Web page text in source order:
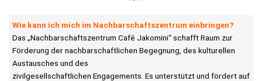
Wie kann ich mich im Nachbarschaftszentrum einbringen?
Das „Nachbarschaftszentrum Café Jakomini“ schafft Raum zur
Förderung der nachbarschaftlichen Begegnung, des kulturellen
Austausches und des
zivilgesellschaftlichen Engagements. Es unterstützt und fördert auf